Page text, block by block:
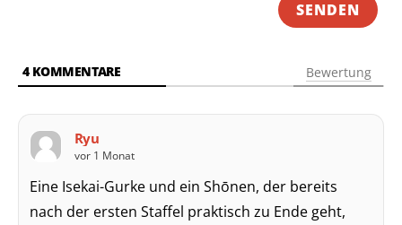
4KOMMENTARE Bewertung
Ryu
vor 1 Monat
Eine Isekai-Gurke und ein Shōnen, der bereits
nach der ersten Staffel praktisch zu Ende geht,